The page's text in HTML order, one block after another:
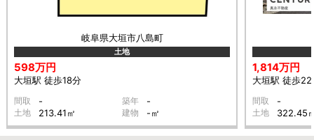
岐阜県大垣市八島町
土地
598万円
大垣駅 徒歩18分
間取 - 築年 -
土地 213.41㎡ 建物 -㎡
1,814万円
大垣駅 徒歩22
間取 -
土地 322.45